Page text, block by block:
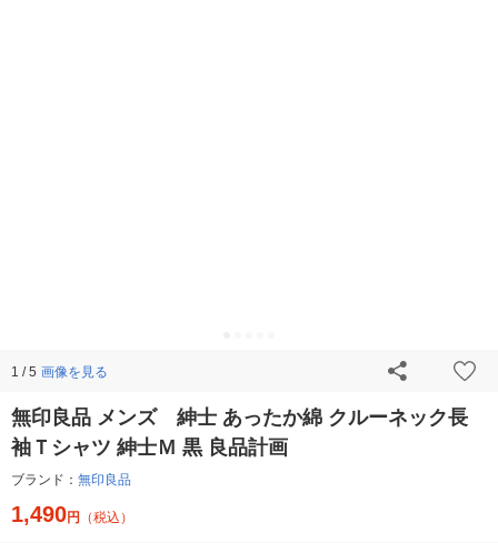
1 / 5 画像を見る
無印良品 メンズ 紳士 あったか綿 クルーネック長
袖Ｔシャツ 紳士Ｍ 黒 良品計画
ブランド： 無印良品
1,490円 （税込）